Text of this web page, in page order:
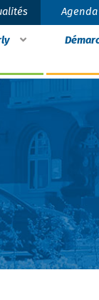
Agenda